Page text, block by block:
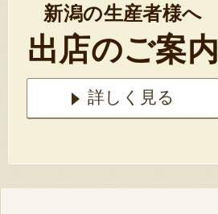
新潟の生産者様へ
出店のご案内
詳しく見る